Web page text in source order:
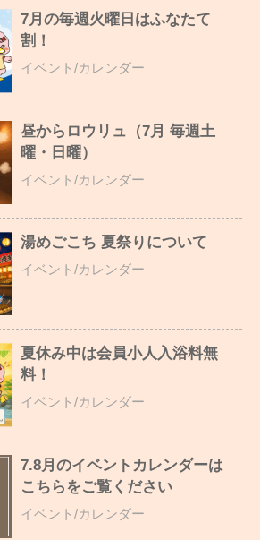
7月の毎週火曜日はふなたて
割！
イベント/カレンダー
昼からロウリュ（7月 毎週土
曜・日曜）
イベント/カレンダー
湯めごこち 夏祭りについて
イベント/カレンダー
夏休み中は会員小人入浴料無
料！
イベント/カレンダー
7.8月のイベントカレンダーは
こちらをご覧ください
イベント/カレンダー